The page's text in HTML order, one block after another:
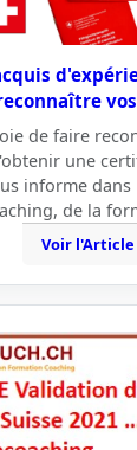
de faire
une
informe dans
de la
Voir l'Article